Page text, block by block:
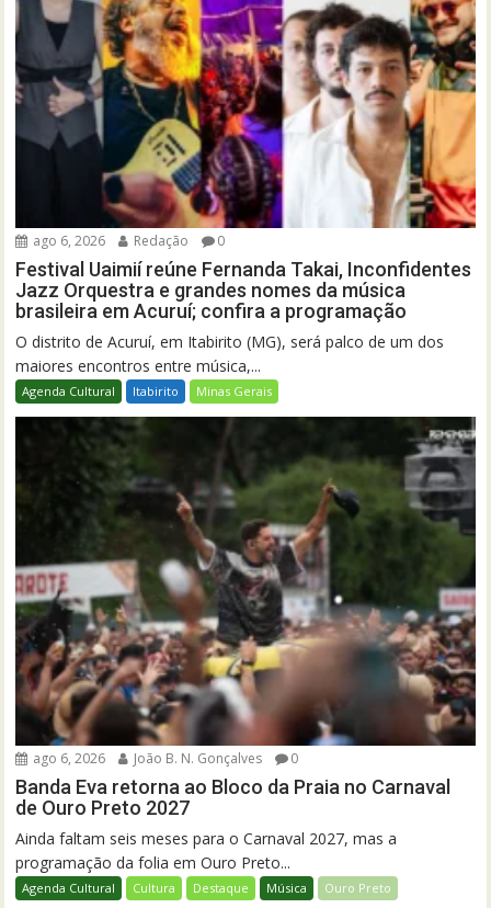
ago 6, 2026 Redação 0
Festival Uaimií reúne Fernanda Takai, Inconfidentes
Jazz Orquestra e grandes nomes da música
brasileira em Acuruí; confira a programação
O distrito de Acuruí, em Itabirito (MG), será palco de um dos
maiores encontros entre música,...
Agenda Cultural Itabirito Minas Gerais
ago 6, 2026 João B. N. Gonçalves 0
Banda Eva retorna ao Bloco da Praia no Carnaval
de Ouro Preto 2027
Ainda faltam seis meses para o Carnaval 2027, mas a
programação da folia em Ouro Preto...
Agenda Cultural Cultura Destaque Música Ouro Preto